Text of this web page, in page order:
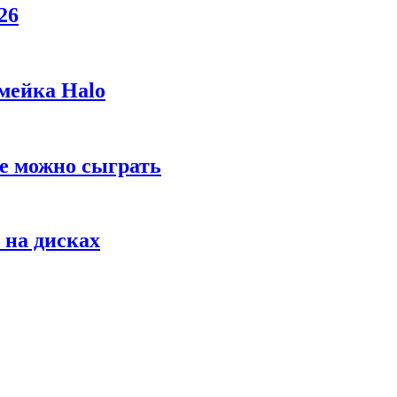
Halo
можно сыграть
дисках